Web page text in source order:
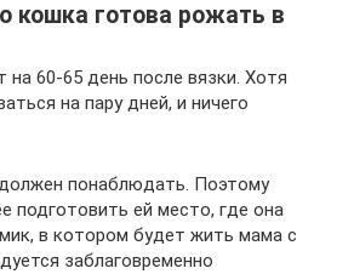
кошка готова рожать в
60-65 день после вязки. Хотя
на пару дней, и ничего
понаблюдать. Поэтому
подготовить ей место, где она
в котором будет жить мама с
заблаговременно